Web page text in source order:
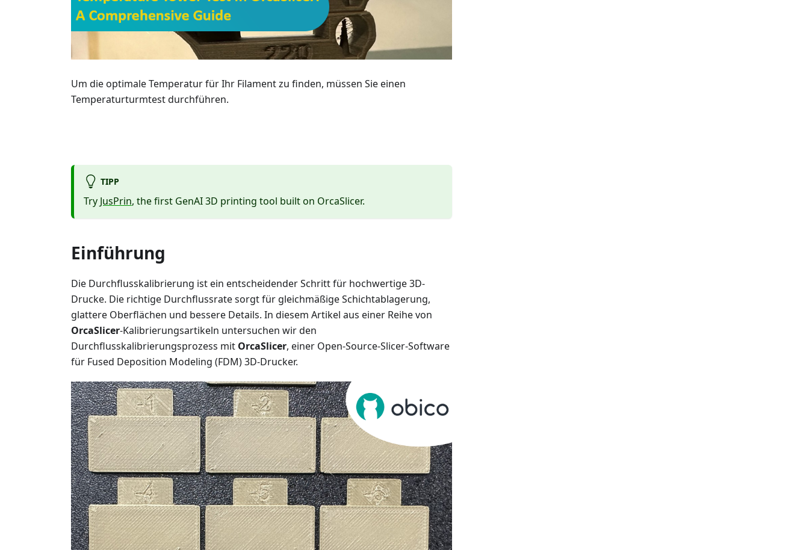
Um die optimale Temperatur für Ihr Filament zu finden, müssen Sie einen
Temperaturturmtest durchführen.
TIPP
Try JusPrin, the first GenAI 3D printing tool built on OrcaSlicer.
Einführung
Die Durchflusskalibrierung ist ein entscheidender Schritt für hochwertige 3D-
Drucke. Die richtige Durchflussrate sorgt für gleichmäßige Schichtablagerung,
glattere Oberflächen und bessere Details. In diesem Artikel aus einer Reihe von
OrcaSlicer-Kalibrierungsartikeln untersuchen wir den
Durchflusskalibrierungsprozess mit OrcaSlicer, einer Open-Source-Slicer-Software
für Fused Deposition Modeling (FDM) 3D-Drucker.